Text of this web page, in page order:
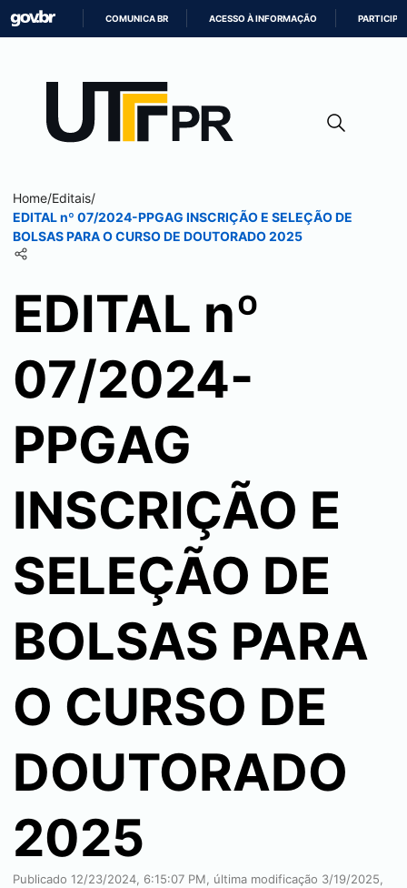
CONTEÚDO
COMUNICA BR ACESSO À INFORMAÇÃO PARTICIPE
Home/Editais/
EDITAL nº 07/2024-PPGAG INSCRIÇÃO E SELEÇÃO DE
BOLSAS PARA O CURSO DE DOUTORADO 2025
EDITAL nº
07/2024-
PPGAG
INSCRIÇÃO E
SELEÇÃO DE
BOLSAS PARA
O CURSO DE
DOUTORADO
2025
Publicado 12/23/2024, 6:15:07 PM , última modificação 3/19/2025,